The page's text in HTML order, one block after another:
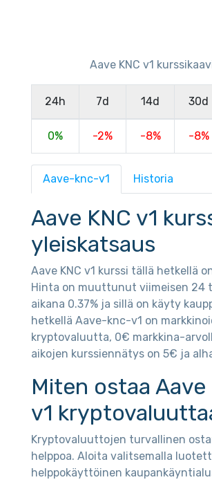
Aave KNC v1
24h 7d 14d 30d
0% -2% -8% -8%
Aave-knc-v1 Historia
Aave KNC v1
yleiskatsaus
Aave KNC v1 kurssi tällä hetkellä
Hinta on muuttunut viimeisen 24
aikana 0.37% ja sillä on käyty
hetkellä Aave-knc-v1 on
kryptovaluutta, 0€ markkina-
aikojen kurssiennätys on 5€ ja
Miten ostaa Aave
v1
Kryptovaluuttojen turvallinen
helppoa. Aloita valitsemalla
helppokäyttöinen